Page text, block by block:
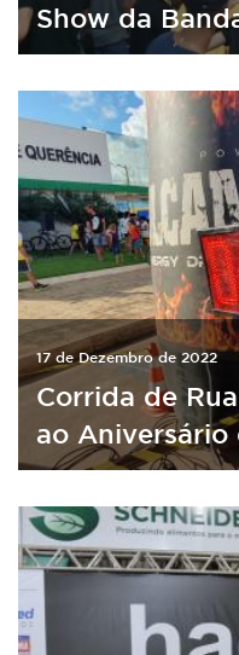
Show da
17 de Dezembro de 2022
Corrida de
ao Aniversário